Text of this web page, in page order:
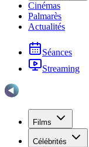
Cinémas
Palmarès
Actualités
Séances
Streaming
Films
Célébrités